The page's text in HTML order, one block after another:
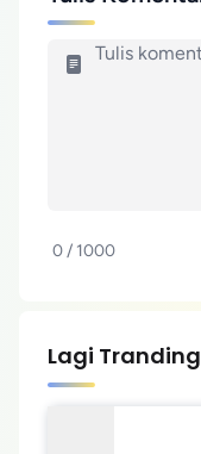
0 / 1000
Lagi Tranding